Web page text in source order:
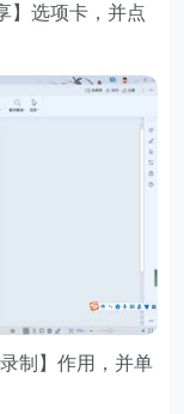
】选项卡，并点
制】作用，并单